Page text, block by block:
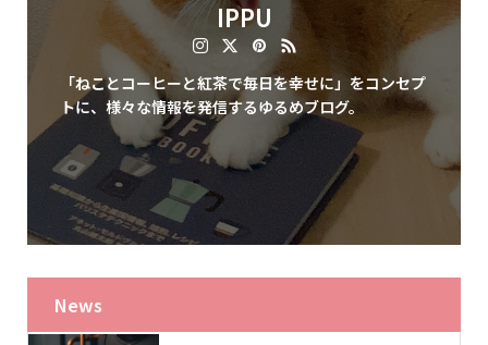
IPPU
「ねことコーヒーと紅茶で毎日を幸せに」をコンセプ
トに、様々な情報を発信するゆるめブログ。
News